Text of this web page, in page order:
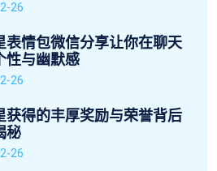
26
表情包微信分享让你在聊天
性与幽默感
26
获得的丰厚奖励与荣誉背后
秘
26